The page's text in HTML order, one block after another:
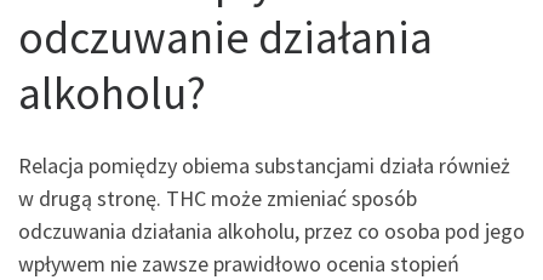
odczuwanie działania
alkoholu?
Relacja pomiędzy obiema substancjami działa również
w drugą stronę. THC może zmieniać sposób
odczuwania działania alkoholu, przez co osoba pod jego
wpływem nie zawsze prawidłowo ocenia stopień